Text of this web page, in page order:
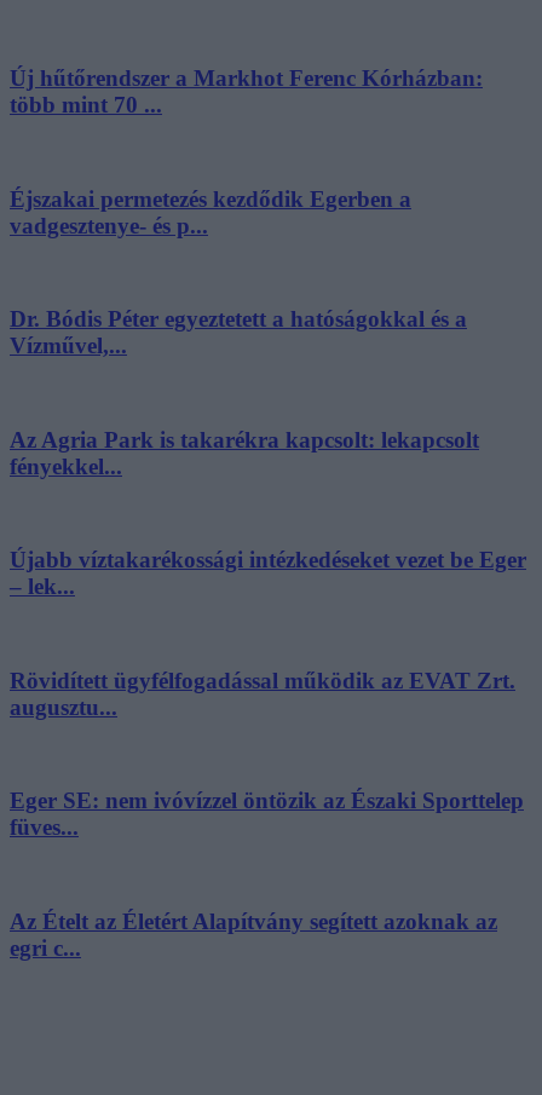
Új hűtőrendszer a Markhot Ferenc Kórházban:
több mint 70 ...
Éjszakai permetezés kezdődik Egerben a
vadgesztenye- és p...
Dr. Bódis Péter egyeztetett a hatóságokkal és a
Vízművel,...
Az Agria Park is takarékra kapcsolt: lekapcsolt
fényekkel...
Újabb víztakarékossági intézkedéseket vezet be Eger
– lek...
Rövidített ügyfélfogadással működik az EVAT Zrt.
augusztu...
Eger SE: nem ivóvízzel öntözik az Északi Sporttelep
füves...
Az Ételt az Életért Alapítvány segített azoknak az
egri c...